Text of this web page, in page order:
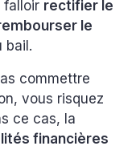
falloir rectifier le
le
bail.
commettre
vous risquez
ce cas, la
financières